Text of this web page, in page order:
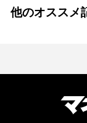
他のオススメ